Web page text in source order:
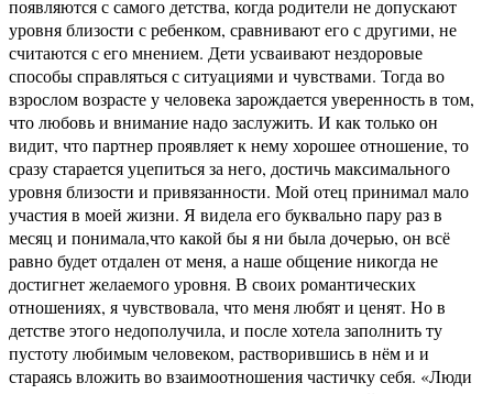
появляются с самого детства, когда родители не допускают
уровня близости с ребенком, сравнивают его с другими, не
считаются с его мнением. Дети усваивают нездоровые
способы справляться с ситуациями и чувствами. Тогда во
взрослом возрасте у человека зарождается уверенность в том,
что любовь и внимание надо заслужить. И как только он
видит, что партнер проявляет к нему хорошее отношение, то
сразу старается уцепиться за него, достичь максимального
уровня близости и привязанности. Мой отец принимал мало
участия в моей жизни. Я видела его буквально пару раз в
месяц и понимала,что какой бы я ни была дочерью, он всё
равно будет отдален от меня, а наше общение никогда не
достигнет желаемого уровня. В своих романтических
отношениях, я чувствовала, что меня любят и ценят. Но в
детстве этого недополучила, и после хотела заполнить ту
пустоту любимым человеком, растворившись в нём и и
стараясь вложить во взаимоотношения частичку себя. «Люди